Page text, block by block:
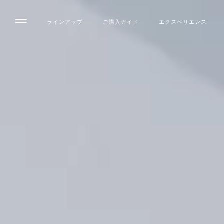
ラインアップ ご購入ガイド エクスペリエンス